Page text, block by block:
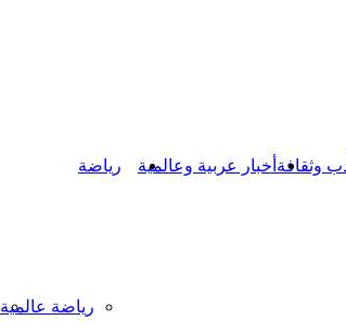
وثقافة أخبار عربية وعالمية رياضة
رياضة عالمية